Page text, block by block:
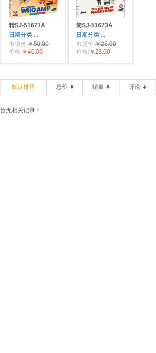
精SJ-51671A
日期分类 ...
市场价:￥50.00
价格: ￥46.00
简SJ-51673A
日期分类 ...
市场价:￥25.00
价格: ￥23.00
默认排序 总价 销量 评论
暂无相关记录！